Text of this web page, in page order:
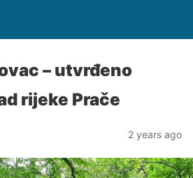
– utvrđeno
rijeke Prače
2 years ago